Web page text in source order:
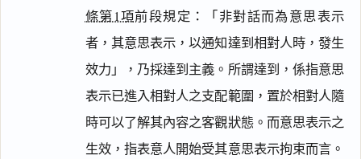
條第1項前段規定：「非對話而為意思表示
者，其意思表示，以通知達到相對人時，發生
效力」，乃採達到主義。所謂達到，係指意思
表示已進入相對人之支配範圍，置於相對人隨
時可以了解其內容之客觀狀態。而意思表示之
生效，指表意人開始受其意思表示拘束而言。